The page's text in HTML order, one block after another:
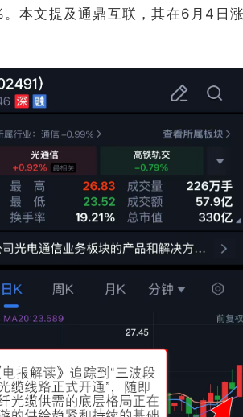
。本文提及通鼎互联，其在6月4日涨